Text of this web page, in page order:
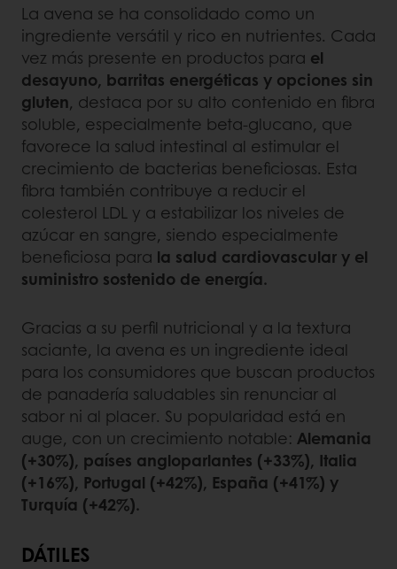
La avena se ha consolidado como un
ingrediente versátil y rico en nutrientes. Cada
vez más presente en productos para el
desayuno, barritas energéticas y opciones sin
gluten, destaca por su alto contenido en fibra
soluble, especialmente beta-glucano, que
favorece la salud intestinal al estimular el
crecimiento de bacterias beneficiosas. Esta
fibra también contribuye a reducir el
colesterol LDL y a estabilizar los niveles de
azúcar en sangre, siendo especialmente
beneficiosa para la salud cardiovascular y el
suministro sostenido de energía.
Gracias a su perfil nutricional y a la textura
saciante, la avena es un ingrediente ideal
para los consumidores que buscan productos
de panadería saludables sin renunciar al
sabor ni al placer. Su popularidad está en
auge, con un crecimiento notable: Alemania
(+30%), países angloparlantes (+33%), Italia
(+16%), Portugal (+42%), España (+41%) y
Turquía (+42%).
DÁTILES